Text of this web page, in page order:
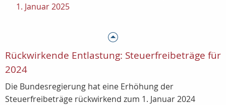
1. Januar 2025
Rückwirkende Entlastung: Steuerfreibeträge für
2024
Die Bundesregierung hat eine Erhöhung der
Steuerfreibeträge rückwirkend zum 1. Januar 2024